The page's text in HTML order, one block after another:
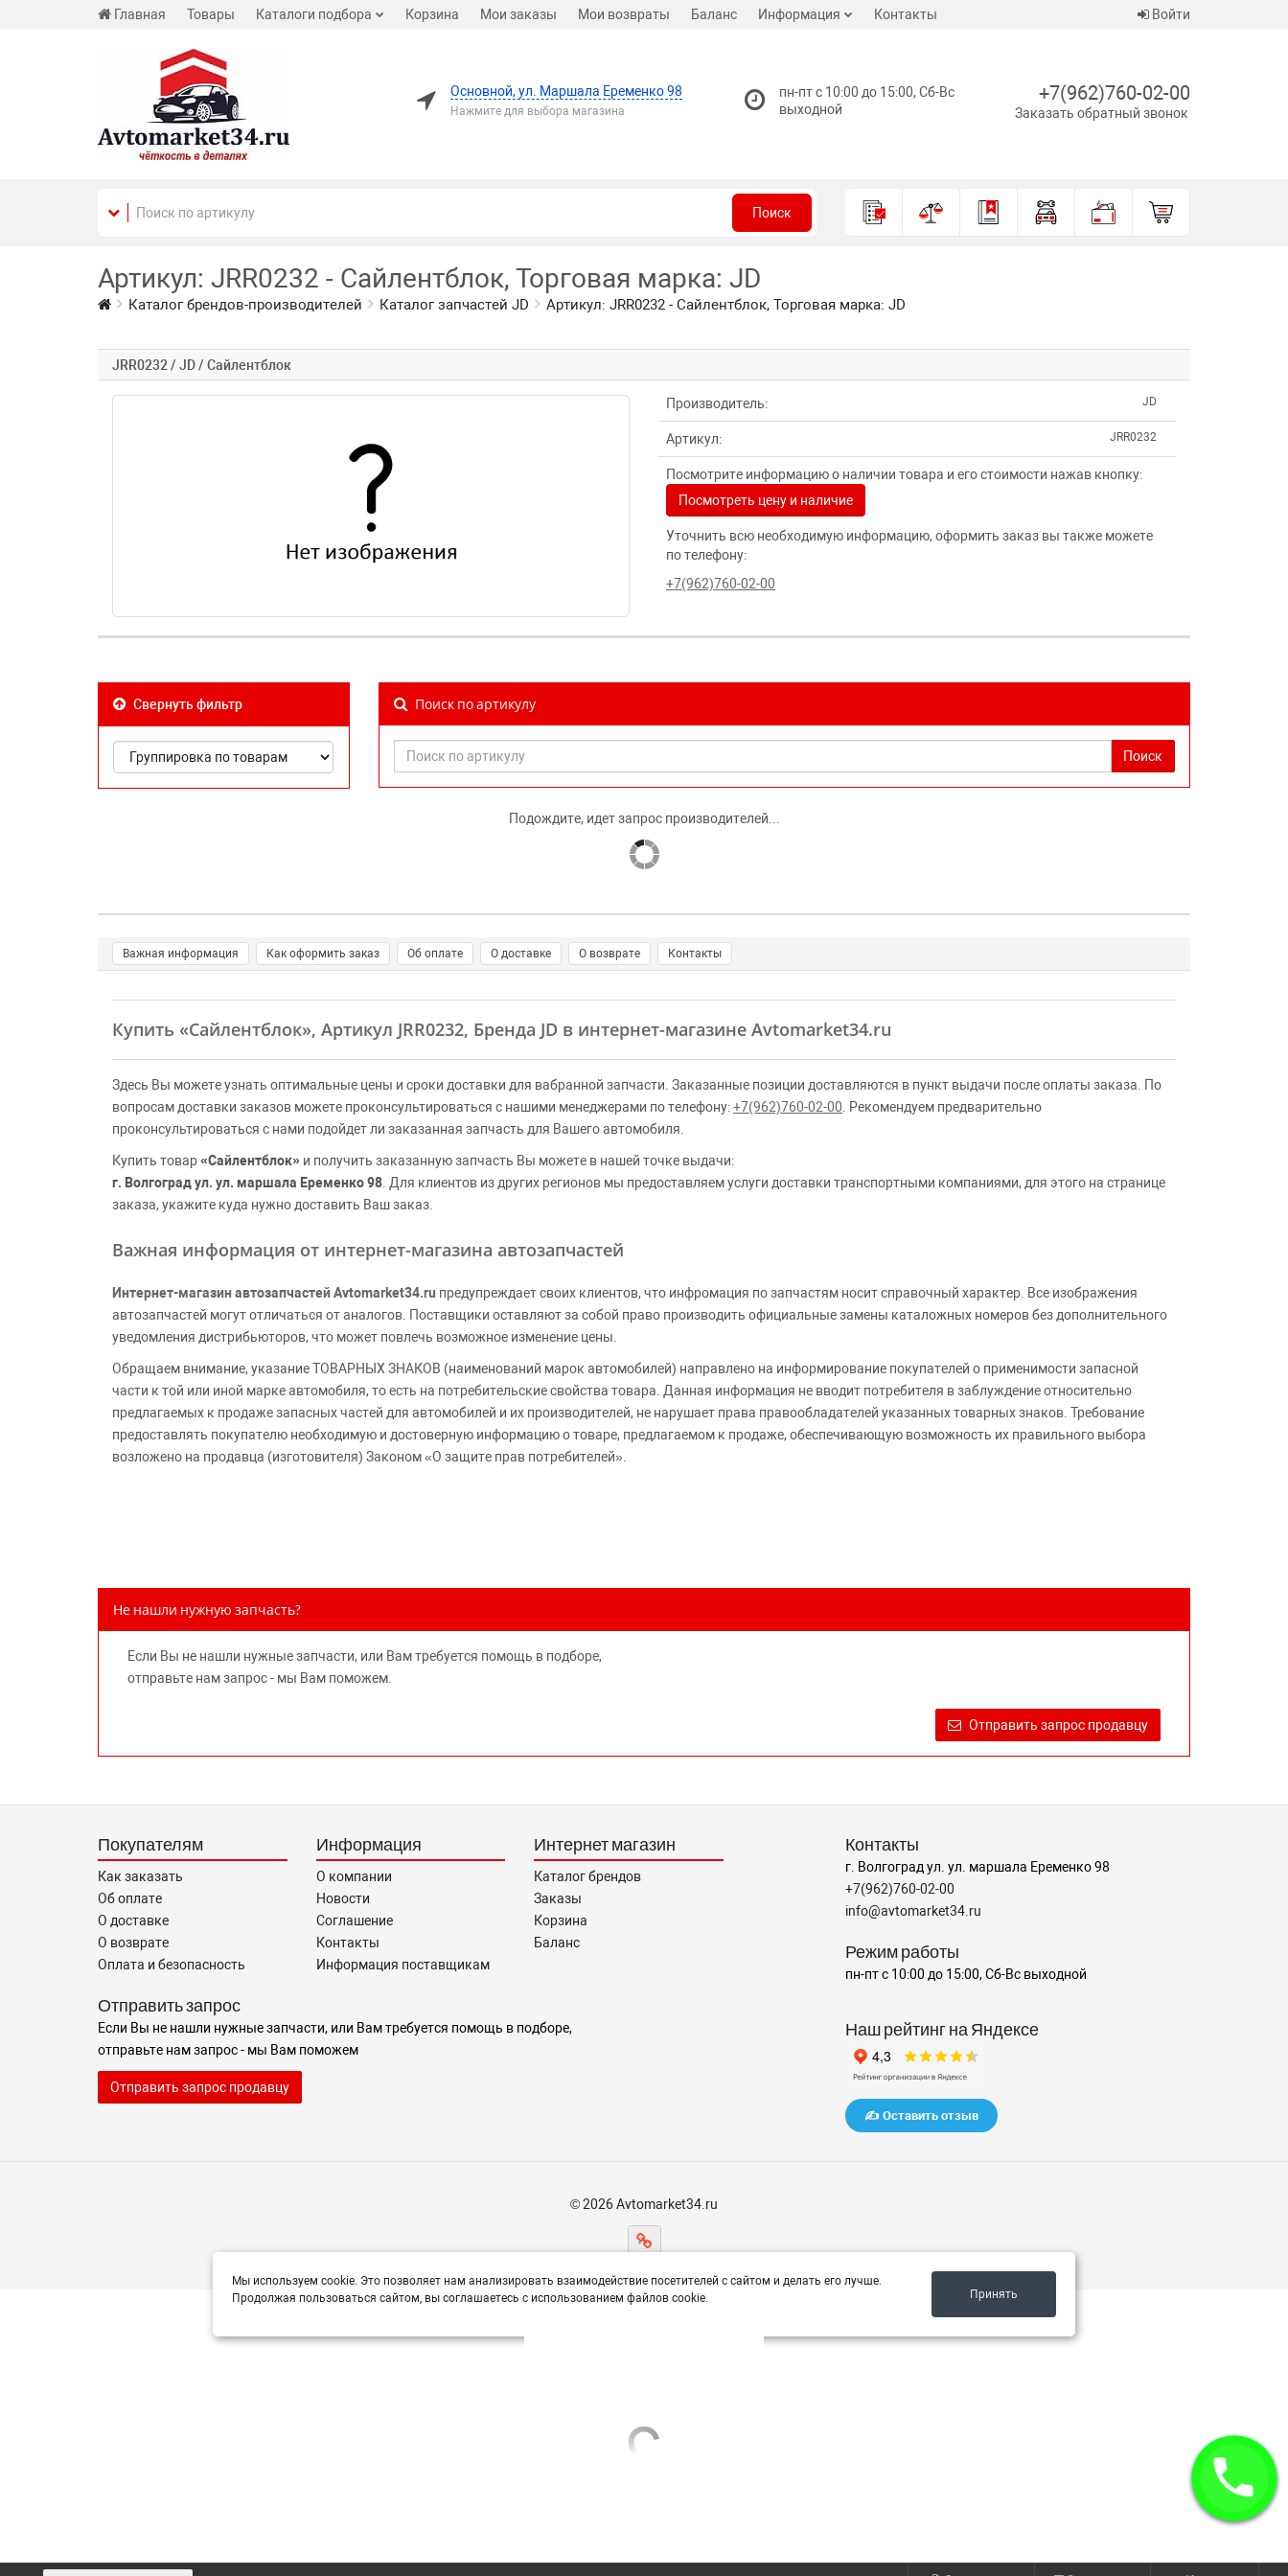
Главная Товары Каталоги подбора Корзина Мои заказы Мои возвраты Баланс Информация Контакты Войти
Основной, ул. Маршала Еременко 98
Нажмите для выбора магазина
пн-пт с 10:00 до 15:00, Сб-Вс
выходной
+7(962)760-02-00
Заказать обратный звонок
Поиск
Артикул: JRR0232 - Сайлентблок, Торговая марка: JD
Каталог брендов-производителей Каталог запчастей JD Артикул: JRR0232 - Сайлентблок, Торговая марка: JD
JRR0232 / JD / Сайлентблок
Производитель: JD
Артикул: JRR0232
Посмотрите информацию о наличии товара и его стоимости нажав кнопку:
Посмотреть цену и наличие
Уточнить всю необходимую информацию, оформить заказ вы также можете
по телефону:
+7(962)760-02-00
Свернуть фильтр Поиск по артикулу
Поиск
Подождите, идет запрос производителей...
Важная информация Как оформить заказ Об оплате О доставке О возврате Контакты
Купить «Сайлентблок», Артикул JRR0232, Бренда JD в интернет-магазине Avtomarket34.ru
Здесь Вы можете узнать оптимальные цены и сроки доставки для вабранной запчасти. Заказанные позиции доставляются в пункт выдачи после оплаты заказа. По
вопросам доставки заказов можете проконсультироваться с нашими менеджерами по телефону:+7(962)760-02-00 . Рекомендуем предварительно
проконсультироваться с нами подойдет ли заказанная запчасть для Вашего автомобиля.
Купить товар«Сайлентблок» и получить заказанную запчасть Вы можете в нашей точке выдачи:
г. Волгоград ул. ул. маршала Еременко 98 . Для клиентов из других регионов мы предоставляем услуги доставки транспортными компаниями, для этого на странице
заказа, укажите куда нужно доставить Ваш заказ.
Важная информация от интернет-магазина автозапчастей
Интернет-магазин автозапчастей Avtomarket34.ru предупреждает своих клиентов, что инфромация по запчастям носит справочный характер. Все изображения
автозапчастей могут отличаться от аналогов. Поставщики оставляют за собой право производить официальные замены каталожных номеров без дополнительного
уведомления дистрибьюторов, что может повлечь возможное изменение цены.
Обращаем внимание, указание ТОВАРНЫХ ЗНАКОВ (наименований марок автомобилей) направлено на информирование покупателей о применимости запасной
части к той или иной марке автомобиля, то есть на потребительские свойства товара. Данная информация не вводит потребителя в заблуждение относительно
предлагаемых к продаже запасных частей для автомобилей и их производителей, не нарушает права правообладателей указанных товарных знаков. Требование
предоставлять покупателю необходимую и достоверную информацию о товаре, предлагаемом к продаже, обеспечивающую возможность их правильного выбора
возложено на продавца (изготовителя) Законом «О защите прав потребителей».
Не нашли нужную запчасть?
Если Вы не нашли нужные запчасти, или Вам требуется помощь в подборе,
отправьте нам запрос - мы Вам поможем.
Отправить запрос продавцу
Покупателям
Как заказать
Об оплате
О доставке
О возврате
Оплата и безопасность
Информация
О компании
Новости
Соглашение
Контакты
Информация поставщикам
Интернет магазин
Каталог брендов
Заказы
Корзина
Баланс
Отправить запрос
Если Вы не нашли нужные запчасти, или Вам требуется помощь в подборе,
отправьте нам запрос - мы Вам поможем
Отправить запрос продавцу
Контакты
г. Волгоград ул. ул. маршала Еременко 98
+7(962)760-02-00
info@avtomarket34.ru
Режим работы
пн-пт с 10:00 до 15:00, Сб-Вс выходной
Наш рейтинг на Яндексе
✍️ Оставить отзыв
© 2026 Avtomarket34.ru
Мы используем cookie. Это позволяет нам анализировать взаимодействие посетителей с сайтом и делать его лучше.
Продолжая пользоваться сайтом, вы соглашаетесь с использованием файлов cookie.
Принять